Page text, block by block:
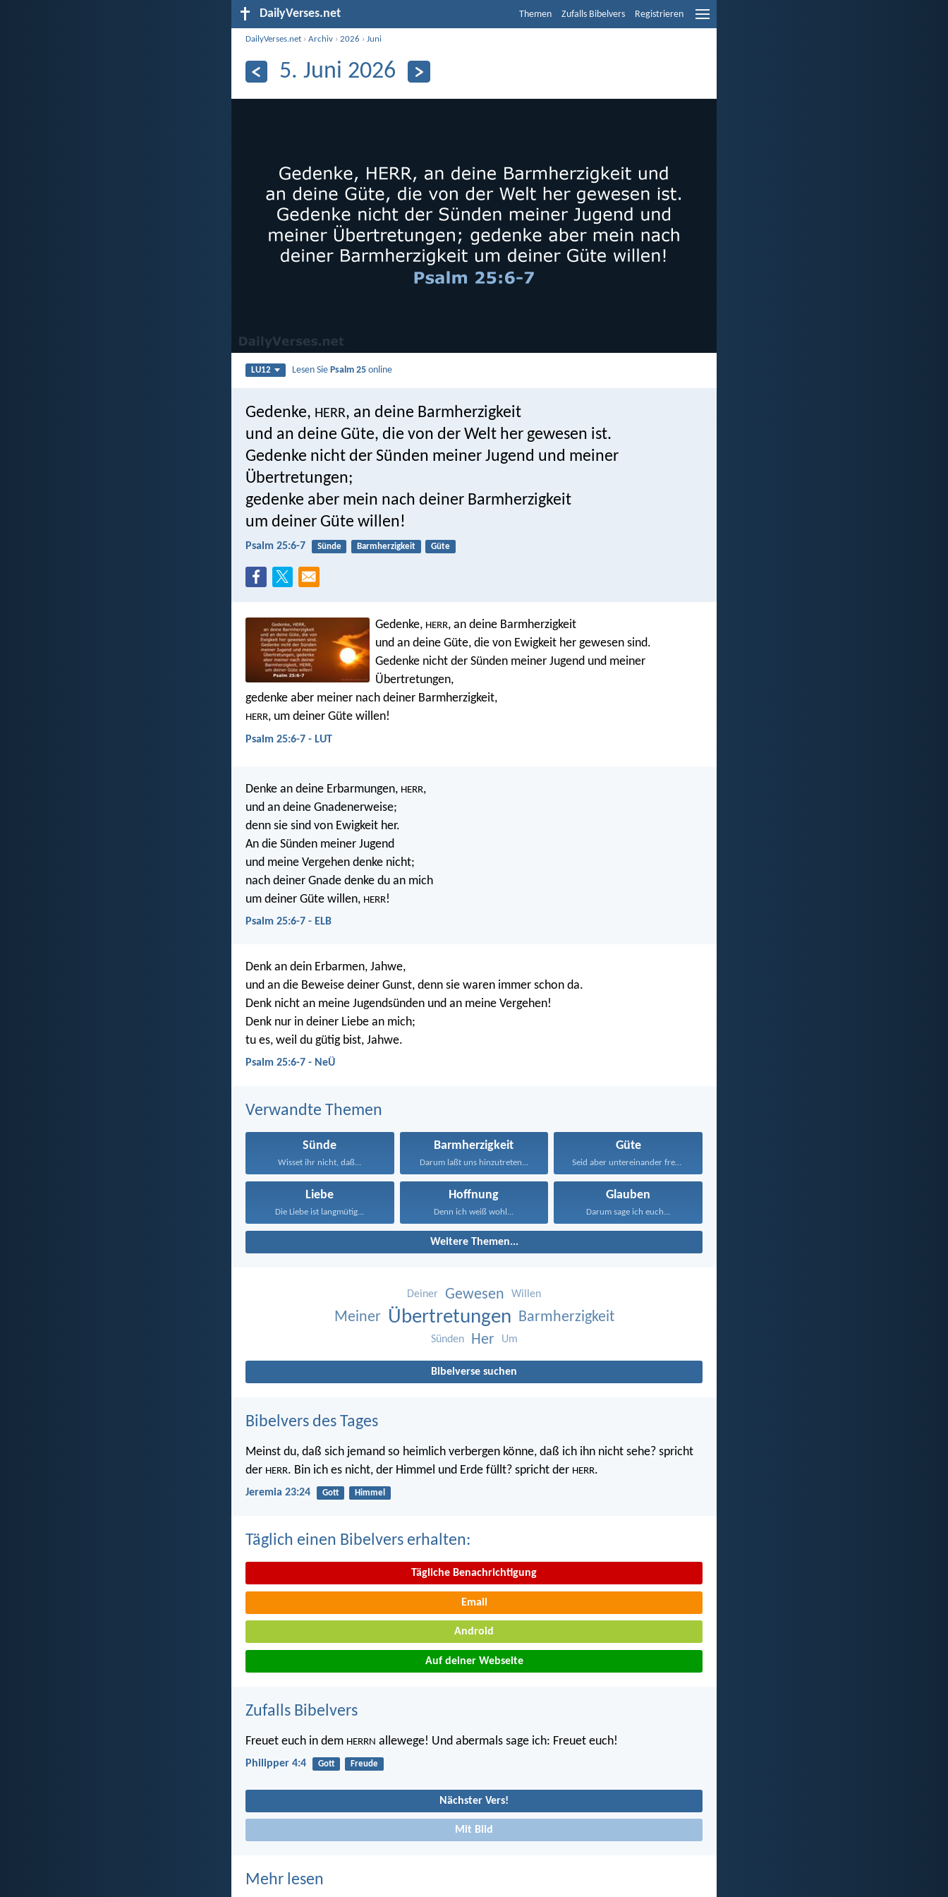
DailyVerses.net Themen Zufalls Bibelvers Registrieren
DailyVerses.net ›Archiv ›2026 ›Juni
5. Juni 2026
LU12 Lesen SiePsalm 25 online
Gedenke, HERR, an deine Barmherzigkeit
und an deine Güte, die von der Welt her gewesen ist.
Gedenke nicht der Sünden meiner Jugend und meiner
Übertretungen;
gedenke aber mein nach deiner Barmherzigkeit
um deiner Güte willen!
Psalm 25:6-7 Sünde Barmherzigkeit Güte
Gedenke, HERR, an deine Barmherzigkeit
und an deine Güte, die von Ewigkeit her gewesen sind.
Gedenke nicht der Sünden meiner Jugend und meiner
Übertretungen,
gedenke aber meiner nach deiner Barmherzigkeit,
HERR, um deiner Güte willen!
Psalm 25:6-7 - LUT
Denke an deine Erbarmungen, HERR,
und an deine Gnadenerweise;
denn sie sind von Ewigkeit her.
An die Sünden meiner Jugend
und meine Vergehen denke nicht;
nach deiner Gnade denke du an mich
um deiner Güte willen, HERR!
Psalm 25:6-7 - ELB
Denk an dein Erbarmen, Jahwe,
und an die Beweise deiner Gunst, denn sie waren immer schon da.
Denk nicht an meine Jugendsünden und an meine Vergehen!
Denk nur in deiner Liebe an mich;
tu es, weil du gütig bist, Jahwe.
Psalm 25:6-7 - NeÜ
Verwandte Themen
Sünde
Wisset ihr nicht, daß...
Barmherzigkeit
Darum laßt uns hinzutreten...
Güte
Seid aber untereinander freundlich...
Liebe
Die Liebe ist langmütig...
Hoffnung
Denn ich weiß wohl...
Glauben
Darum sage ich euch...
Weitere Themen...
Deiner Gewesen Willen
Meiner Übertretungen Barmherzigkeit
Sünden Her Um
Bibelverse suchen
Bibelvers des Tages
Meinst du, daß sich jemand so heimlich verbergen könne, daß ich ihn nicht sehe? spricht
der HERR. Bin ich es nicht, der Himmel und Erde füllt? spricht der HERR.
Jeremia 23:24 Gott Himmel
Täglich einen Bibelvers erhalten:
Tägliche Benachrichtigung
Email
Android
Auf deiner Webseite
Zufalls Bibelvers
Freuet euch in dem HERRN allewege! Und abermals sage ich: Freuet euch!
Philipper 4:4 Gott Freude
Nächster Vers!
Mit Bild
Mehr lesen